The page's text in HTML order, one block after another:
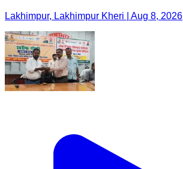
Lakhimpur, Lakhimpur Kheri | Aug 8, 2026